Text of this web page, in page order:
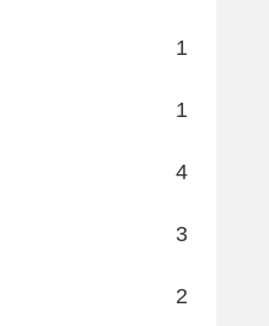
1
1
4
3
2